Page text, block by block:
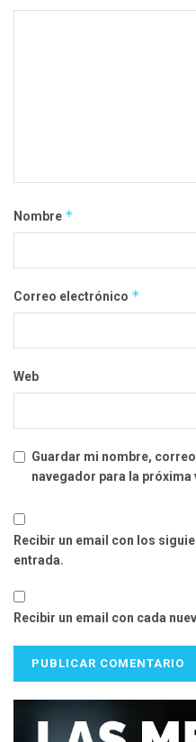
Nombre *
Correo electrónico *
Web
Guardar mi nombre,
navegador para la
Recibir un email con los
entrada.
Recibir un email con cada